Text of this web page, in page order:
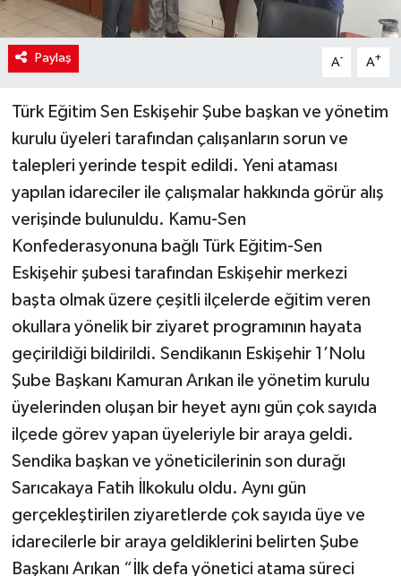
Paylaş A- A+
Türk Eğitim Sen Eskişehir Şube başkan ve yönetim
kurulu üyeleri tarafından çalışanların sorun ve
talepleri yerinde tespit edildi. Yeni ataması
yapılan idareciler ile çalışmalar hakkında görür alış
verişinde bulunuldu. Kamu-Sen
Konfederasyonuna bağlı Türk Eğitim-Sen
Eskişehir şubesi tarafından Eskişehir merkezi
başta olmak üzere çeşitli ilçelerde eğitim veren
okullara yönelik bir ziyaret programının hayata
geçirildiği bildirildi. Sendikanın Eskişehir 1’Nolu
Şube Başkanı Kamuran Arıkan ile yönetim kurulu
üyelerinden oluşan bir heyet aynı gün çok sayıda
ilçede görev yapan üyeleriyle bir araya geldi.
Sendika başkan ve yöneticilerinin son durağı
Sarıcakaya Fatih İlkokulu oldu. Aynı gün
gerçekleştirilen ziyaretlerde çok sayıda üye ve
idarecilerle bir araya geldiklerini belirten Şube
Başkanı Arıkan “İlk defa yönetici atama süreci